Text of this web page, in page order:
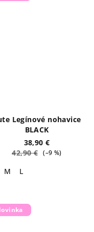
Legínové nohavice
BLACK
38,90 €
42,90 € (–9 %)
M L